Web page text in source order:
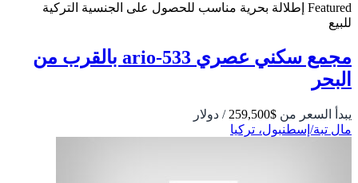
Featured إطلالة بحرية مناسب للحصول على الجنسية التركية
للبيع
مجمع سكني عصري 533-ario بالقرب من
البحر
يبدأ السعر من $259,500
/ دولار
مال تبة/إسطنبول، تركيا